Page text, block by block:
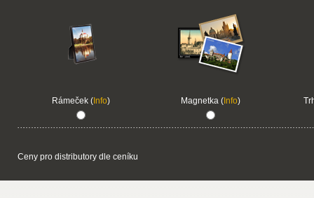
Rámeček (Info) Magnetka (Info)
Ceny pro distributory dle ceníku